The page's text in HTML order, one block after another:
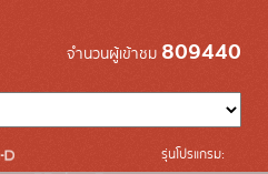
จำนวนผู้เข้าชม 809440
รุ่นโปรแกรม: